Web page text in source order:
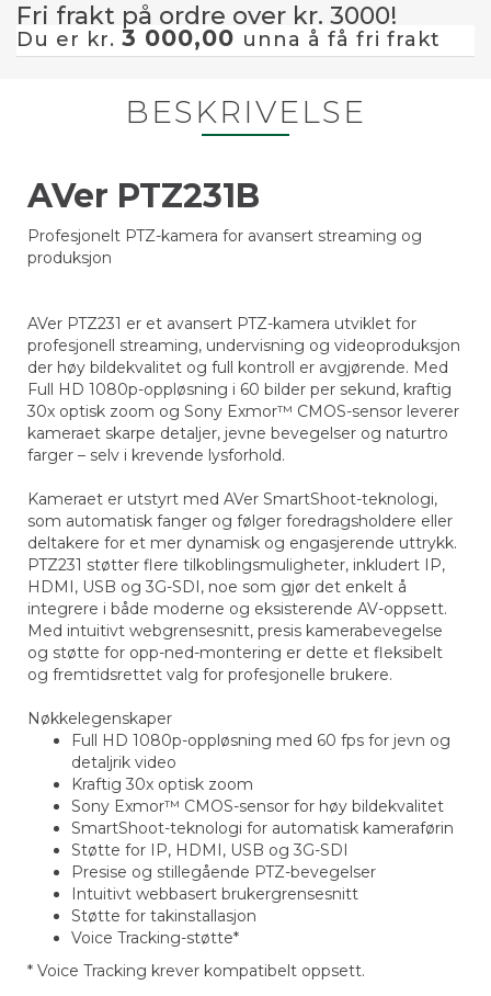
Fri frakt på ordre over kr. 3000!
Du er kr. 3 000,00 unna å få fri frakt
BESKRIVELSE
AVer PTZ231B
Profesjonelt PTZ-kamera for avansert streaming og
produksjon
AVer PTZ231 er et avansert PTZ-kamera utviklet for
profesjonell streaming, undervisning og videoproduksjon
der høy bildekvalitet og full kontroll er avgjørende. Med
Full HD 1080p-oppløsning i 60 bilder per sekund, kraftig
30x optisk zoom og Sony Exmor™ CMOS-sensor leverer
kameraet skarpe detaljer, jevne bevegelser og naturtro
farger – selv i krevende lysforhold.
Kameraet er utstyrt med AVer SmartShoot-teknologi,
som automatisk fanger og følger foredragsholdere eller
deltakere for et mer dynamisk og engasjerende uttrykk.
PTZ231 støtter flere tilkoblingsmuligheter, inkludert IP,
HDMI, USB og 3G-SDI, noe som gjør det enkelt å
integrere i både moderne og eksisterende AV-oppsett.
Med intuitivt webgrensesnitt, presis kamerabevegelse
og støtte for opp-ned-montering er dette et fleksibelt
og fremtidsrettet valg for profesjonelle brukere.
Nøkkelegenskaper
Full HD 1080p-oppløsning med 60 fps for jevn og
detaljrik video
Kraftig 30x optisk zoom
Sony Exmor™ CMOS-sensor for høy bildekvalitet
SmartShoot-teknologi for automatisk kameraførin
Støtte for IP, HDMI, USB og 3G-SDI
Presise og stillegående PTZ-bevegelser
Intuitivt webbasert brukergrensesnitt
Støtte for takinstallasjon
Voice Tracking-støtte*
* Voice Tracking krever kompatibelt oppsett.